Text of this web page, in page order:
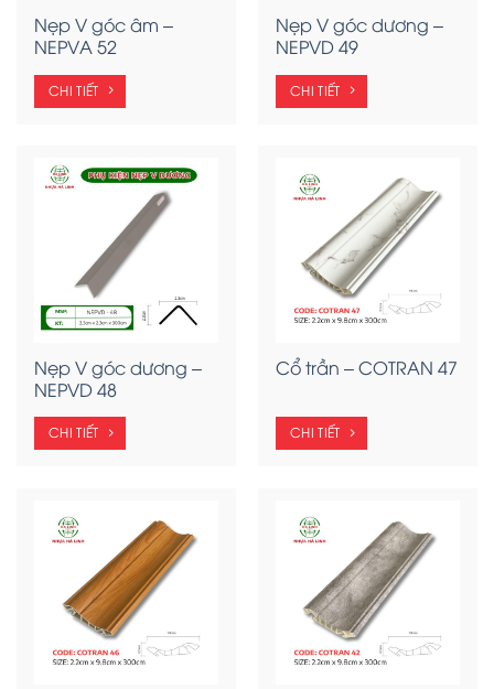
Nẹp V góc âm –
NEPVA 52
CHI TIẾT
Nẹp V góc dương –
NEPVD 49
CHI TIẾT
Nẹp V góc dương –
NEPVD 48
CHI TIẾT
Cổ trần – COTRAN 47
CHI TIẾT